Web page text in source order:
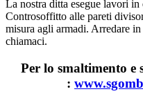
La nostra ditta esegue lavori
Controsoffitto alle pareti
misura agli armadi. Arredare
chiamaci.
Per lo smaltimento e
: